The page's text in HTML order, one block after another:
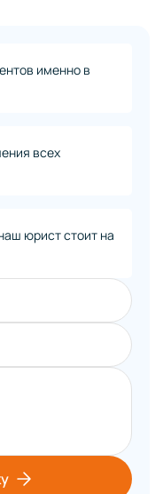
именно в
всех
юрист стоит на